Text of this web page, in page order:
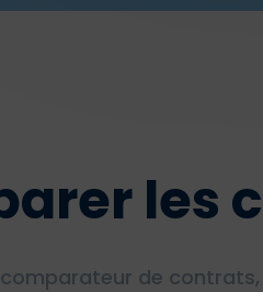
les
de